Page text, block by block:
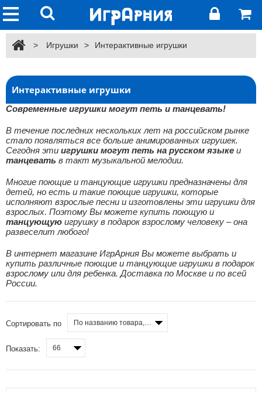
> Игрушки > Интерактивные игрушки
Интерактивные игрушки
Современные игрушки могут петь и танцевать!
В течение последних нескольких лет на российском рынке
стало появляться все больше анимированных игрушек.
Сегодня эти игрушки могут петь на русском языкеи
танцевать в такт музыкальной мелодии.
Многие поющие и танцующие игрушки предназначены для
детей, но есть и такие поющие игрушки, которые
исполняют взрослые песнии изготовлены эти игрушки для
взрослых. Поэтому Вы можете купить поющую и
танцующую игрушку в подарок взрослому человеку – она
развеселит любого!
В интернет магазине ИгрАрния Вы можете выбрать и
купить различные поющие и танцующие игрушки в подарок
взрослому или для ребенка. Доставка по Москве и по всей
России.
Сортировать по По названию товара, от А до Я
Показать: 66